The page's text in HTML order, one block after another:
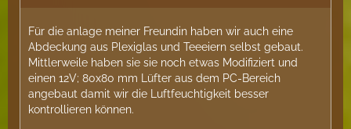
Für die anlage meiner Freundin haben wir auch eine
Abdeckung aus Plexiglas und Teeeiern selbst gebaut.
Mittlerweile haben sie sie noch etwas Modifiziert und
einen 12V; 80x80 mm Lüfter aus dem PC-Bereich
angebaut damit wir die Luftfeuchtigkeit besser
kontrollieren können.